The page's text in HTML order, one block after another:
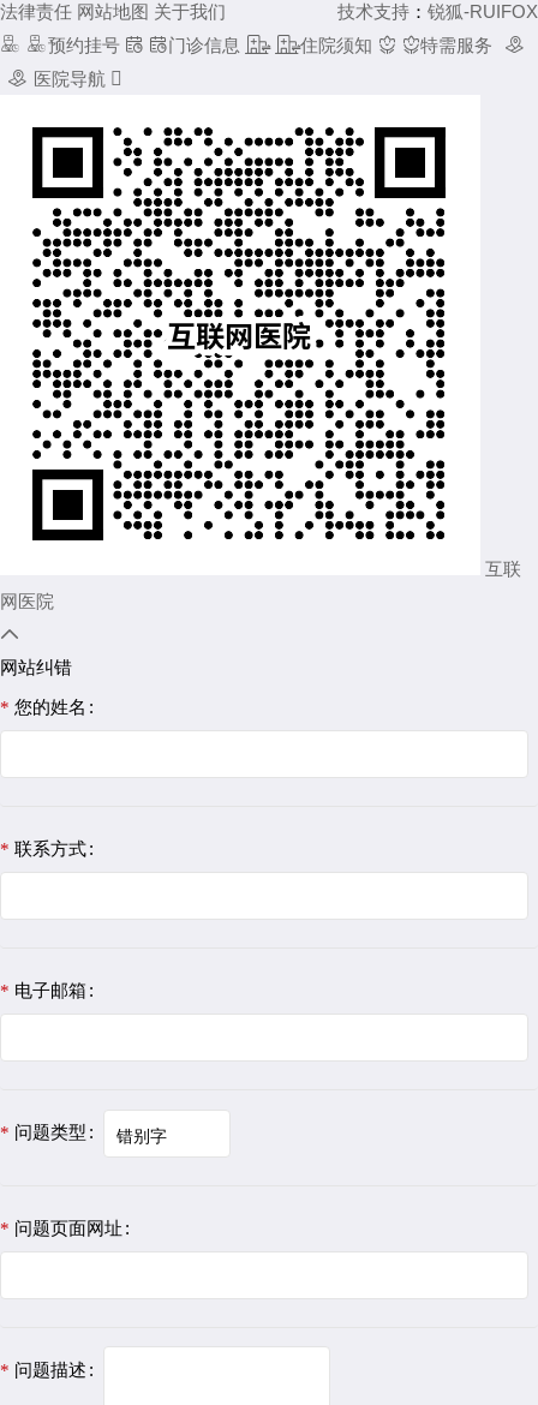
法律责任 网站地图 关于我们 技术支持 ： 锐狐-RUIFOX
 预约挂号  门诊信息  住院须知  特需服务

 医院导航 
互联
网医院

网站纠错
您的姓名
联系方式
电子邮箱
问题类型
问题页面网址
问题描述